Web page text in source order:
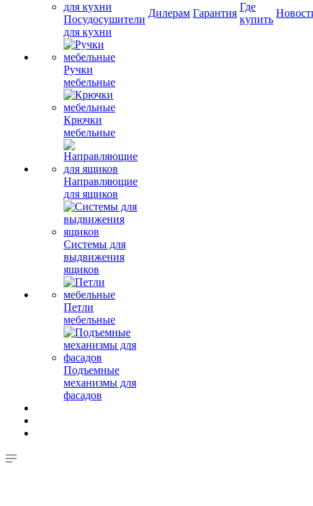
Посудосушители
для кухни
Ручки
мебельные
Крючки
мебельные
Направляющие
для ящиков
Системы для
выдвижения
ящиков
Петли
мебельные
Подъемные
механизмы для
фасадов
Дилерам Гарантия
Где
купить